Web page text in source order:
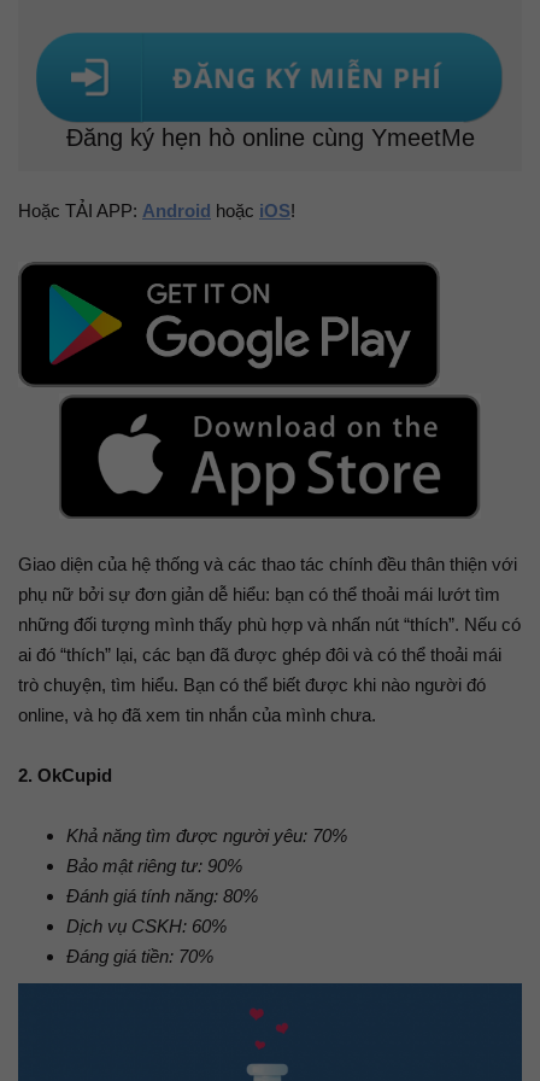
Đăng ký hẹn hò online cùng YmeetMe
Hoặc TẢI APP: Android hoặc iOS!
Giao diện của hệ thống và các thao tác chính đều thân thiện với
phụ nữ bởi sự đơn giản dễ hiểu: bạn có thể thoải mái lướt tìm
những đối tượng mình thấy phù hợp và nhấn nút “thích”. Nếu có
ai đó “thích” lại, các bạn đã được ghép đôi và có thể thoải mái
trò chuyện, tìm hiểu. Bạn có thể biết được khi nào người đó
online, và họ đã xem tin nhắn của mình chưa.
2. OkCupid
Khả năng tìm được người yêu: 70%
Bảo mật riêng tư: 90%
Đánh giá tính năng: 80%
Dịch vụ CSKH: 60%
Đáng giá tiền: 70%